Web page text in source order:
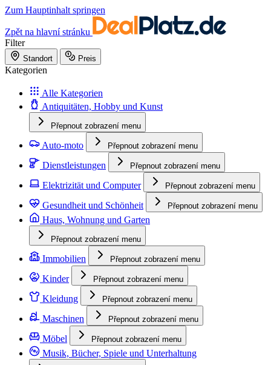
Zum Hauptinhalt springen
Zpět na hlavní stránku
Filter
Standort Preis
Kategorien
Alle Kategorien
Antiquitäten, Hobby und Kunst
Přepnout zobrazení menu
Auto-moto Přepnout zobrazení menu
Dienstleistungen Přepnout zobrazení menu
Elektrizität und Computer Přepnout zobrazení menu
Gesundheit und Schönheit Přepnout zobrazení menu
Haus, Wohnung und Garten
Přepnout zobrazení menu
Immobilien Přepnout zobrazení menu
Kinder Přepnout zobrazení menu
Kleidung Přepnout zobrazení menu
Maschinen Přepnout zobrazení menu
Möbel Přepnout zobrazení menu
Musik, Bücher, Spiele und Unterhaltung